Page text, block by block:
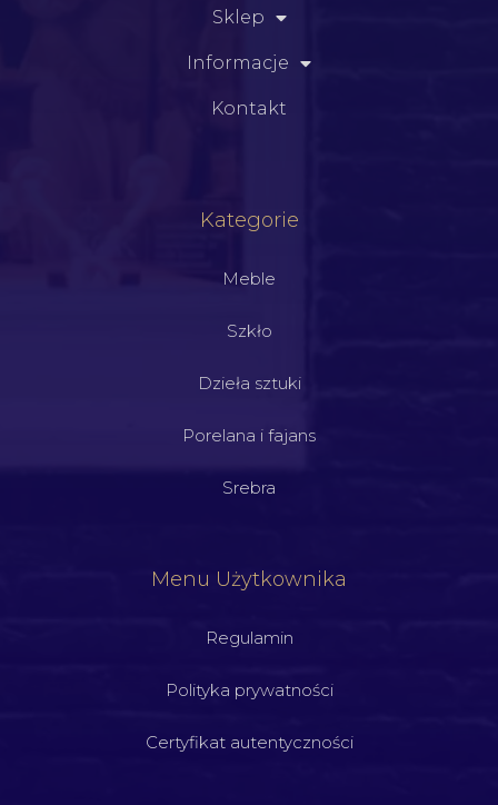
Sklep
Informacje
Kontakt
Kategorie
Meble
Szkło
Dzieła sztuki
Porelana i fajans
Srebra
Menu Użytkownika
Regulamin
Polityka prywatności
Certyfikat autentyczności